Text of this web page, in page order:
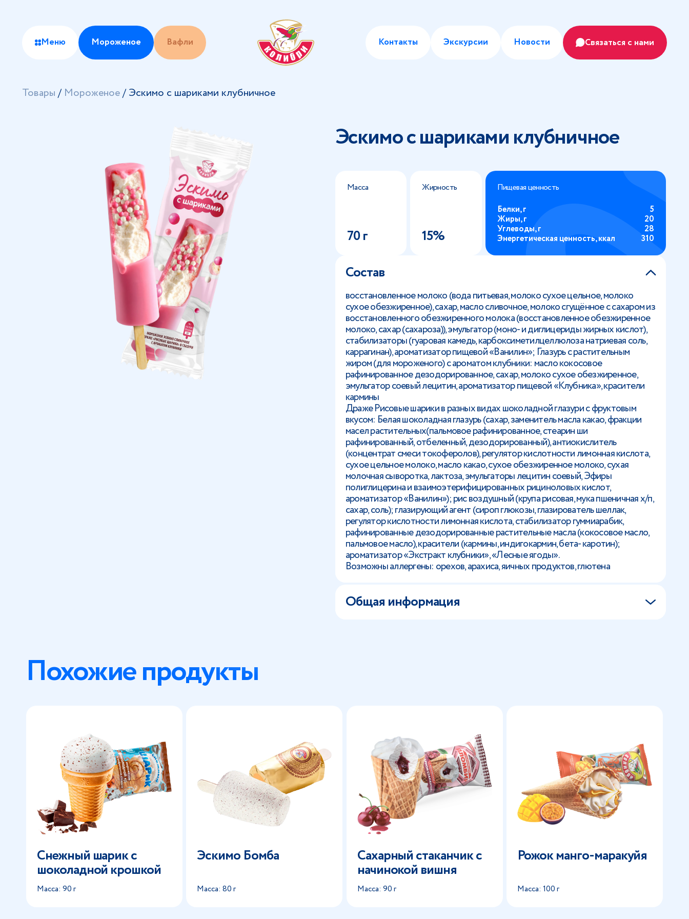
Меню Мороженое Вафли Контакты Экскурсии Новости Связаться с нами
Товары/ Мороженое/Эскимо с шариками клубничное
Эскимо с шариками клубничное
Масса
70 г
Жирность
15%
Пищевая ценность
Белки, г
5
Жиры, г
20
Углеводы, г
28
Энергетическая ценность, ккал
310
Состав
восстановленное молоко (вода питьевая, молоко сухое цельное, молоко
сухое обезжиренное), сахар, масло сливочное, молоко сгущённое с сахаром из
восстановленного обезжиренного молока (восстановленное обезжиренное
молоко, сахар (сахароза)), эмульгатор (моно- и диглицериды жирных кислот),
стабилизаторы (гуаровая камедь, карбоксиметилцеллюлоза натриевая соль,
каррагинан), ароматизатор пищевой «Ванилин»; Глазурь с растительным
жиром (для мороженого) с ароматом клубники: масло кокосовое
рафинированное дезодорированное, сахар, молоко сухое обезжиренное,
эмульгатор соевый лецитин, ароматизатор пищевой «Клубника», красители
кармины
Драже Рисовые шарики в разных видах шоколадной глазури с фруктовым
вкусом: Белая шоколадная глазурь (сахар, заменитель масла какао, фракции
масел растительных(пальмовое рафинированное, стеарин ши
рафинированный, отбеленный, дезодорированный), антиокислитель
(концентрат смеси токоферолов), регулятор кислотности лимонная кислота,
сухое цельное молоко, масло какао, сухое обезжиренное молоко, сухая
молочная сыворотка, лактоза, эмульгаторы лецитин соевый, Эфиры
полиглицерина и взаимоэтерифицированных рициноловых кислот,
ароматизатор «Ванилин»); рис воздушный (крупа рисовая, мука пшеничная х/п,
сахар, соль); глазирующий агент (сироп глюкозы, глазирователь шеллак,
регулятор кислотности лимонная кислота, стабилизатор гуммиарабик,
рафинированные дезодорированные растительные масла (кокосовое масло,
пальмовое масло), красители (кармины, индигокармин, бета- каротин);
ароматизатор «Экстракт клубники», «Лесные ягоды».
Возможны аллергены: орехов, арахиса, яичных продуктов, глютена
Общая информация
Похожие продукты
Снежный шарик с
шоколадной крошкой
Масса: 90 г
Эскимо Бомба
Масса: 80 г
Сахарный стаканчик с
начинокой вишня
Масса: 90 г
Рожок манго-маракуйя
Масса: 100 г